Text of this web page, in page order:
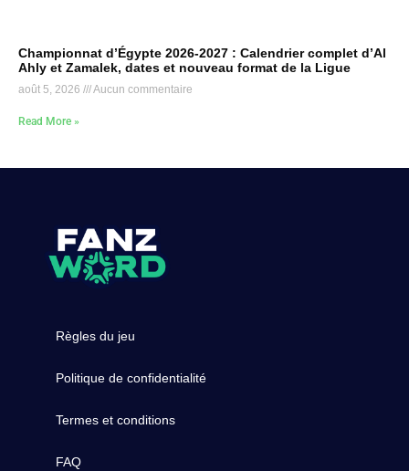
Championnat d’Égypte 2026-2027 : Calendrier complet d’Al
Ahly et Zamalek, dates et nouveau format de la Ligue
août 5, 2026 Aucun commentaire
Read More »
Règles du jeu
Politique de confidentialité
Termes et conditions
FAQ